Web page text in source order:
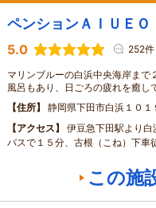
ペンションＡＩＵＥＯ
5.0 252件
マリンブルーの白浜中央海岸ま
風呂もあり、日ごろの疲れを癒し
住所
静岡県下田市白浜１０１
アクセス
伊豆急下田駅より
バスで１５分、古根（こね）下車
この施